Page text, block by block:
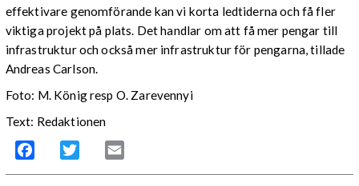
effektivare genomförande kan vi korta ledtiderna och få fler
viktiga projekt på plats. Det handlar om att få mer pengar till
infrastruktur och också mer infrastruktur för pengarna, tillade
Andreas Carlson.
Foto: M. König resp O. Zarevennyi
Text: Redaktionen
Facebook Twitter